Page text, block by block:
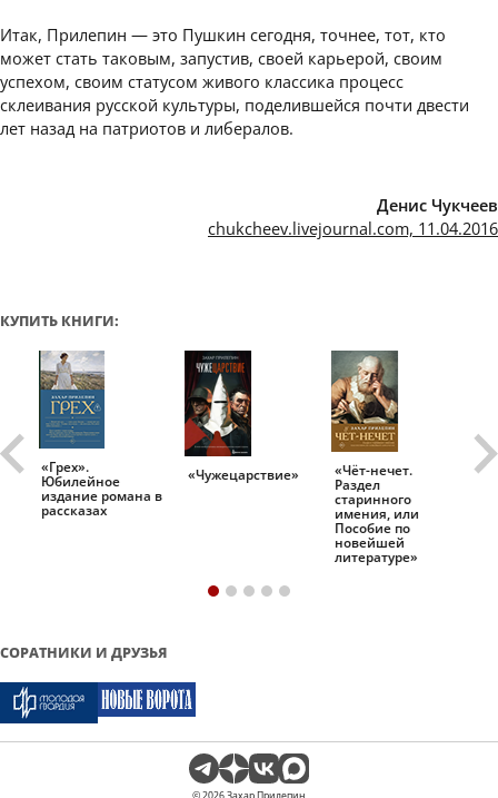
Итак, Прилепин — это Пушкин сегодня, точнее, тот, кто
может стать таковым, запустив, своей карьерой, своим
успехом, своим статусом живого классика процесс
склеивания русской культуры, поделившейся почти двести
лет назад на патриотов и либералов.
Денис Чукчеев
chukcheev.livejournal.com, 11.04.2016
КУПИТЬ КНИГИ:
«Грех».
Юбилейное
издание романа в
рассказах
«Чужецарствие» «Чёт-нечет.
Раздел
старинного
имения, или
Пособие по
новейшей
литературе»
СОРАТНИКИ И ДРУЗЬЯ